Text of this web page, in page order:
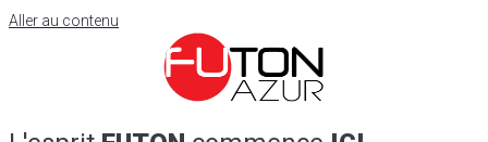
Aller au contenu